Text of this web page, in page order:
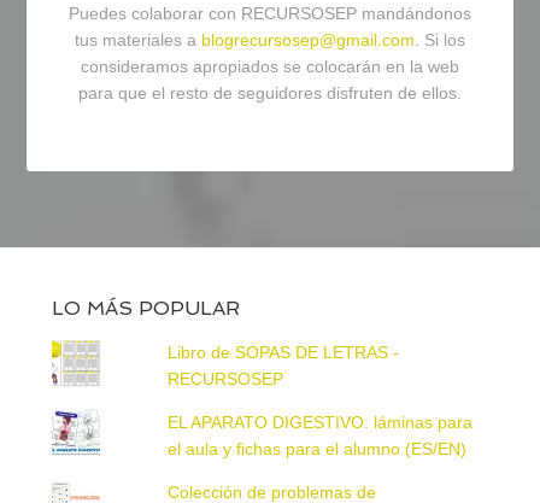
Puedes colaborar con RECURSOSEP mandándonos
tus materiales a blogrecursosep@gmail.com. Si los
consideramos apropiados se colocarán en la web
para que el resto de seguidores disfruten de ellos.
LO MÁS POPULAR
Libro de SOPAS DE LETRAS -
RECURSOSEP
EL APARATO DIGESTIVO: láminas para
el aula y fichas para el alumno (ES/EN)
Colección de problemas de